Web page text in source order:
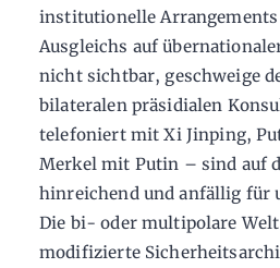
institutionelle Arrangements
Ausgleichs auf
nicht sichtbar, geschweige
bilateralen präsidialen
telefoniert mit Xi Jinping,
Merkel mit Putin – sind auf
hinreichend und anfällig für
Die bi- oder multipolare
modifizierte